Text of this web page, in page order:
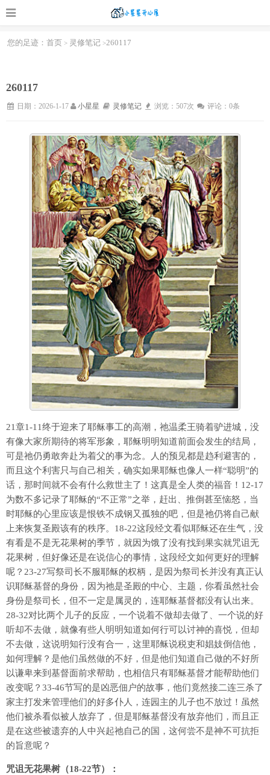
您的足迹： 首页 > 灵修笔记 >260117
260117
日期：2026-1-17 小星星 灵修笔记 浏览：507次 评论：0条
21章1-11终于迎来了耶稣事工的高潮，祂温柔王骑着驴进城，没
有像大家所期待的将军形象，耶稣明明知道前面会发生的结局，
可是祂仍勇敢奔赴为着父的事为念。人的预见都是趋利避害的，
而且这个利害只与自己相关，确实如果耶稣也像人一样“聪明”的
话，那时间就不会有什么救世主了！这真是全人类的福音！12-17
为数不多记录了耶稣的“不正常”之举，赶出、推倒甚至恼怒，当
时耶稣的心里应该是恨铁不成钢又孤独的吧，但是祂仍将自己献
上来恢复圣殿该有的秩序。18-22这段经文看似耶稣还在生气，没
有看是不是无花果树的季节，就因为饿了没有找到果实就咒诅无
花果树，但好像还是在说信心的事情，这段经文如何更好的理解
呢？23-27写祭司长不服耶稣的权柄，是因为祭司长并没有真正认
识耶稣基督的身份，因为祂是圣殿的中心、主题，你看虽然社会
身份是祭司长，但不一定是属灵的，连耶稣基督都没有认出来。
28-32对比两个儿子的反应，一个说着不做却去做了、一个说的好
听却不去做，就像有些人明明知道如何行可以讨神的喜悦，但却
不去做，这说明知行没有合一，这里耶稣说税吏和娼妓倒信他，
如何理解？是他们虽然做的不好，但是他们知道自己做的不好所
以谦卑来到基督面前求帮助，也相信只有耶稣基督才能帮助他们
改变呢？33-46节写的是凶恶佃户的故事，他们竟然接二连三杀了
家主打发来管理他们的好多仆人，连园主的儿子也不放过！虽然
他们被杀看似被人放弃了，但是耶稣基督没有放弃他们，而且正
是在这些被遗弃的人中兴起祂自己的国，这何尝不是神不可抗拒
的旨意呢？
咒诅无花果树（18-22节）：